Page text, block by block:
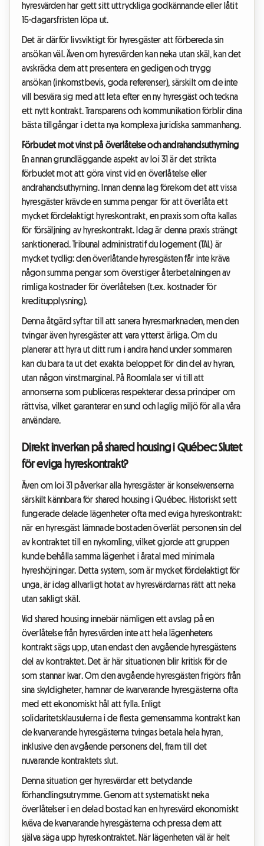
hyresvärden har gett sitt uttryckliga godkännande eller låtit
15-dagarsfristen löpa ut.
Det är därför livsviktigt för hyresgäster att förbereda sin
ansökan väl. Även om hyresvärden kan neka utan skäl, kan det
avskräcka dem att presentera en gedigen och trygg
ansökan (inkomstbevis, goda referenser), särskilt om de inte
vill besvära sig med att leta efter en ny hyresgäst och teckna
ett nytt kontrakt. Transparens och kommunikation förblir dina
bästa tillgångar i detta nya komplexa juridiska sammanhang.
Förbudet mot vinst på överlåtelse och andrahandsuthyrning
En annan grundläggande aspekt av loi 31 är det strikta
förbudet mot att göra vinst vid en överlåtelse eller
andrahandsuthyrning. Innan denna lag förekom det att vissa
hyresgäster krävde en summa pengar för att överlåta ett
mycket fördelaktigt hyreskontrakt, en praxis som ofta kallas
för försäljning av hyreskontrakt. Idag är denna praxis strängt
sanktionerad. Tribunal administratif du logement (TAL) är
mycket tydlig: den överlåtande hyresgästen får inte kräva
någon summa pengar som överstiger återbetalningen av
rimliga kostnader för överlåtelsen (t.ex. kostnader för
kreditupplysning).
Denna åtgärd syftar till att sanera hyresmarknaden, men den
tvingar även hyresgäster att vara ytterst ärliga. Om du
planerar att hyra ut ditt rum i andra hand under sommaren
kan du bara ta ut det exakta beloppet för din del av hyran,
utan någon vinstmarginal. På Roomlala ser vi till att
annonserna som publiceras respekterar dessa principer om
rättvisa, vilket garanterar en sund och laglig miljö för alla våra
användare.
Direkt inverkan på shared housing i Québec: Slutet
för eviga hyreskontrakt?
Även om loi 31 påverkar alla hyresgäster är konsekvenserna
särskilt kännbara för shared housing i Québec. Historiskt sett
fungerade delade lägenheter ofta med eviga hyreskontrakt:
när en hyresgäst lämnade bostaden överlät personen sin del
av kontraktet till en nykomling, vilket gjorde att gruppen
kunde behålla samma lägenhet i åratal med minimala
hyreshöjningar. Detta system, som är mycket fördelaktigt för
unga, är idag allvarligt hotat av hyresvärdarnas rätt att neka
utan sakligt skäl.
Vid shared housing innebär nämligen ett avslag på en
överlåtelse från hyresvärden inte att hela lägenhetens
kontrakt sägs upp, utan endast den avgående hyresgästens
del av kontraktet. Det är här situationen blir kritisk för de
som stannar kvar. Om den avgående hyresgästen frigörs från
sina skyldigheter, hamnar de kvarvarande hyresgästerna ofta
med ett ekonomiskt hål att fylla. Enligt
solidaritetsklausulerna i de flesta gemensamma kontrakt kan
de kvarvarande hyresgästerna tvingas betala hela hyran,
inklusive den avgående personens del, fram till det
nuvarande kontraktets slut.
Denna situation ger hyresvärdar ett betydande
förhandlingsutrymme. Genom att systematiskt neka
överlåtelser i en delad bostad kan en hyresvärd ekonomiskt
kväva de kvarvarande hyresgästerna och pressa dem att
själva säga upp hyreskontraktet. När lägenheten väl är helt